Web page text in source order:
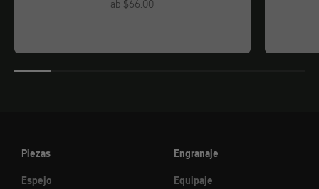
Angebot
ab $66.00
Piezas
Espejo
Engranaje
Equipaje